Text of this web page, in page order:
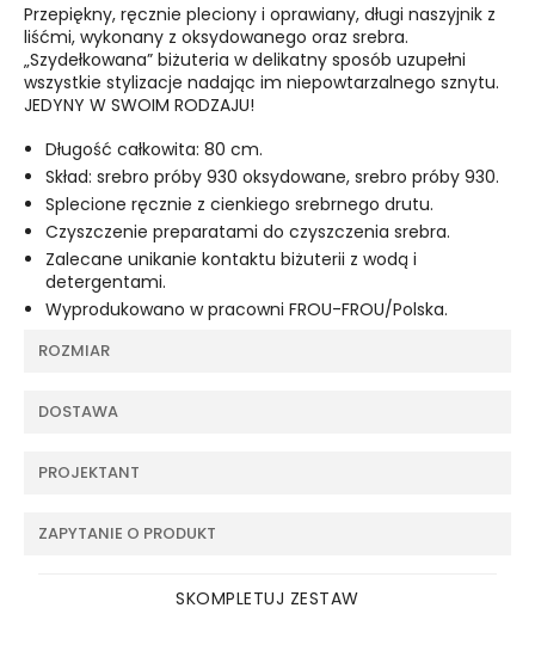
Przepiękny, ręcznie pleciony i oprawiany, długi naszyjnik z
liśćmi, wykonany z oksydowanego oraz srebra.
„Szydełkowana” biżuteria w delikatny sposób uzupełni
wszystkie stylizacje nadając im niepowtarzalnego sznytu.
JEDYNY W SWOIM RODZAJU!
Długość całkowita: 80 cm.
Skład: srebro próby 930 oksydowane, srebro próby 930.
Splecione ręcznie z cienkiego srebrnego drutu.
Czyszczenie preparatami do czyszczenia srebra.
Zalecane unikanie kontaktu biżuterii z wodą i
detergentami.
Wyprodukowano w pracowni FROU-FROU/Polska.
ROZMIAR
DOSTAWA
PROJEKTANT
ZAPYTANIE O PRODUKT
SKOMPLETUJ ZESTAW